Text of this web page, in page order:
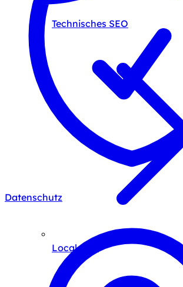
Technisches SEO
Local SEO
Datenschutz